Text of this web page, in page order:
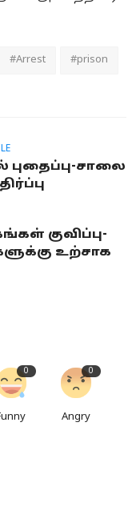
#Arrest #prison
சாலை
குவிப்பு-
உற்சாக
0 0
Angry